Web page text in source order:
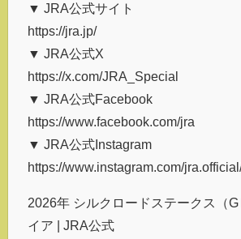
▼ JRA公式サイト
https://jra.jp/
▼ JRA公式X
https://x.com/JRA_Special
▼ JRA公式Facebook
https://www.facebook.com/jra
▼ JRA公式Instagram
https://www.instagram.com/
2026年 シルクロードステークス（
イア | JRA公式